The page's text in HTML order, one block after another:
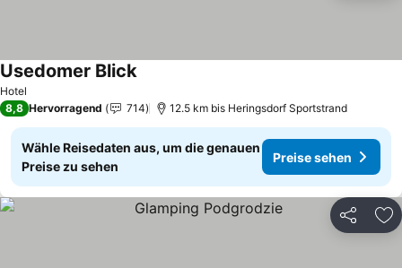
Hotel
Usedomer BlickPreise sehen
8,8 Hervorragend 714 12.5 km bis Heringsdorf Sportstrand
Wähle Reisedaten aus, um die genauen
Preise zu sehen
Preise sehen
Teilen